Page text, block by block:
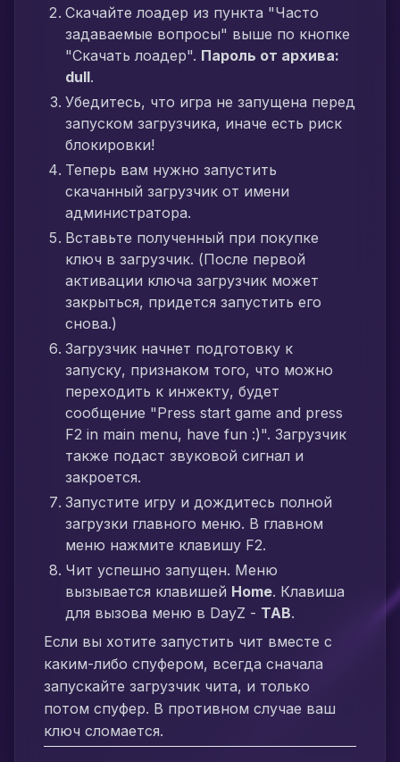
Скачайте лоадер из пункта "Часто
задаваемые вопросы" выше по кнопке
"Скачать лоадер". Пароль от архива:
dull.
Убедитесь, что игра не запущена перед
запуском загрузчика, иначе есть риск
блокировки!
Теперь вам нужно запустить
скачанный загрузчик от имени
администратора.
Вставьте полученный при покупке
ключ в загрузчик. (После первой
активации ключа загрузчик может
закрыться, придется запустить его
снова.)
Загрузчик начнет подготовку к
запуску, признаком того, что можно
переходить к инжекту, будет
сообщение "Press start game and press
F2 in main menu, have fun :)". Загрузчик
также подаст звуковой сигнал и
закроется.
Запустите игру и дождитесь полной
загрузки главного меню. В главном
меню нажмите клавишу F2.
Чит успешно запущен. Меню
вызывается клавишей Home. Клавиша
для вызова меню в DayZ - TAB.
Если вы хотите запустить чит вместе с
каким-либо спуфером, всегда сначала
запускайте загрузчик чита, и только
потом спуфер. В противном случае ваш
ключ сломается.